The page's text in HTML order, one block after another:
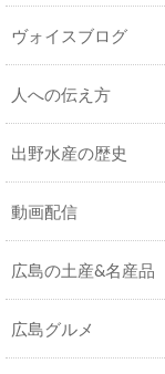
ヴォイスブログ
人への伝え方
出野水産の歴史
動画配信
広島の土産&名産品
広島グルメ